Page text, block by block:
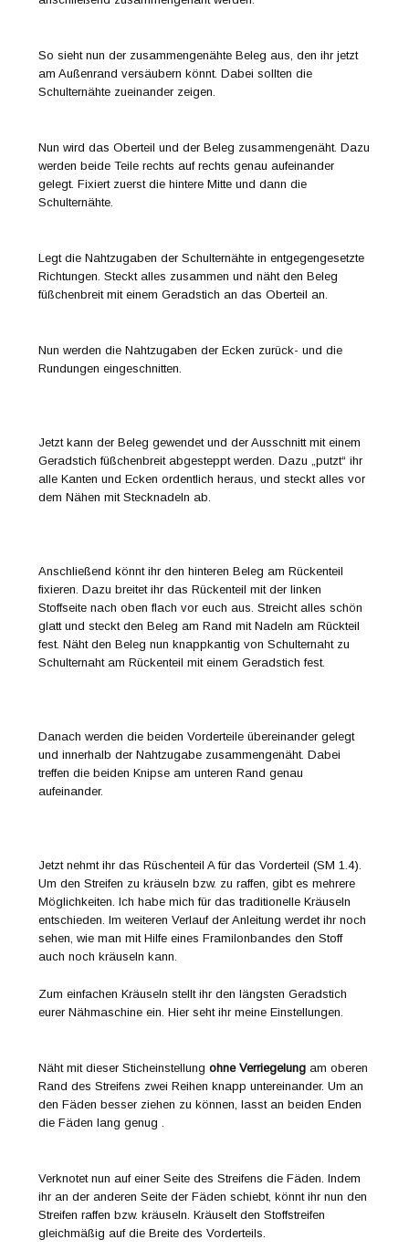
So sieht nun der zusammengenähte Beleg aus, den ihr jetzt
am Außenrand versäubern könnt. Dabei sollten die
Schulternähte zueinander zeigen.
Nun wird das Oberteil und der Beleg zusammengenäht. Dazu
werden beide Teile rechts auf rechts genau aufeinander
gelegt. Fixiert zuerst die hintere Mitte und dann die
Schulternähte.
Legt die Nahtzugaben der Schulternähte in entgegengesetzte
Richtungen. Steckt alles zusammen und näht den Beleg
füßchenbreit mit einem Geradstich an das Oberteil an.
Nun werden die Nahtzugaben der Ecken zurück- und die
Rundungen eingeschnitten.
Jetzt kann der Beleg gewendet und der Ausschnitt mit einem
Geradstich füßchenbreit abgesteppt werden. Dazu „putzt“ ihr
alle Kanten und Ecken ordentlich heraus, und steckt alles vor
dem Nähen mit Stecknadeln ab.
Anschließend könnt ihr den hinteren Beleg am Rückenteil
fixieren. Dazu breitet ihr das Rückenteil mit der linken
Stoffseite nach oben flach vor euch aus. Streicht alles schön
glatt und steckt den Beleg am Rand mit Nadeln am Rückteil
fest. Näht den Beleg nun knappkantig von Schulternaht zu
Schulternaht am Rückenteil mit einem Geradstich fest.
Danach werden die beiden Vorderteile übereinander gelegt
und innerhalb der Nahtzugabe zusammengenäht. Dabei
treffen die beiden Knipse am unteren Rand genau
aufeinander.
Jetzt nehmt ihr das Rüschenteil A für das Vorderteil (SM 1.4).
Um den Streifen zu kräuseln bzw. zu raffen, gibt es mehrere
Möglichkeiten. Ich habe mich für das traditionelle Kräuseln
entschieden. Im weiteren Verlauf der Anleitung werdet ihr noch
sehen, wie man mit Hilfe eines Framilonbandes den Stoff
auch noch kräuseln kann.
Zum einfachen Kräuseln stellt ihr den längsten Geradstich
eurer Nähmaschine ein. Hier seht ihr meine Einstellungen.
Näht mit dieser Sticheinstellungohne Verriegelung am oberen
Rand des Streifens zwei Reihen knapp untereinander. Um an
den Fäden besser ziehen zu können, lasst an beiden Enden
die Fäden lang genug .
Verknotet nun auf einer Seite des Streifens die Fäden. Indem
ihr an der anderen Seite der Fäden schiebt, könnt ihr nun den
Streifen raffen bzw. kräuseln. Kräuselt den Stoffstreifen
gleichmäßig auf die Breite des Vorderteils.